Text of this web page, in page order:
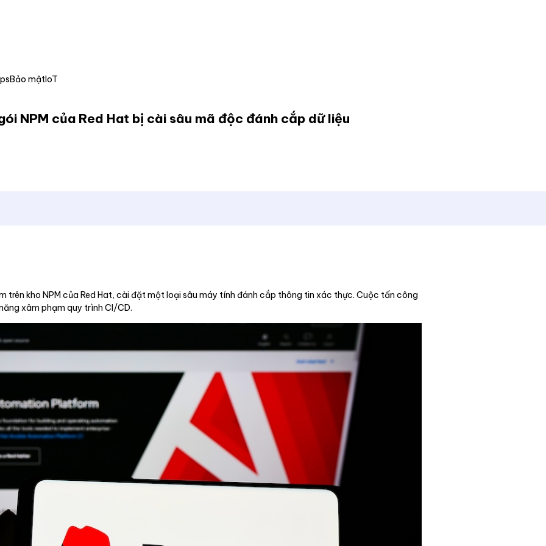
Bảo mậtIoT
NPM của Red Hat bị cài sâu mã độc đánh cắp dữ liệu
kho NPM của Red Hat, cài đặt một loại sâu máy tính đánh cắp thông tin xác thực. Cuộc tấn công
xâm phạm quy trình CI/CD.